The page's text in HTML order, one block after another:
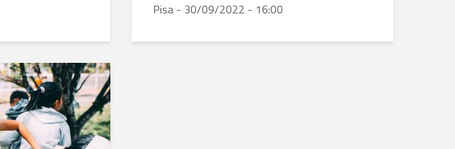
Pisa - 30/09/2022 - 16:00